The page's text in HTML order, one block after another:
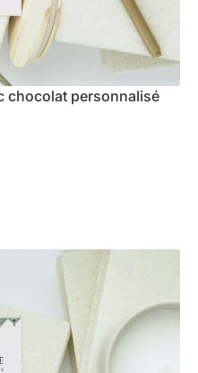
chocolat personnalisé